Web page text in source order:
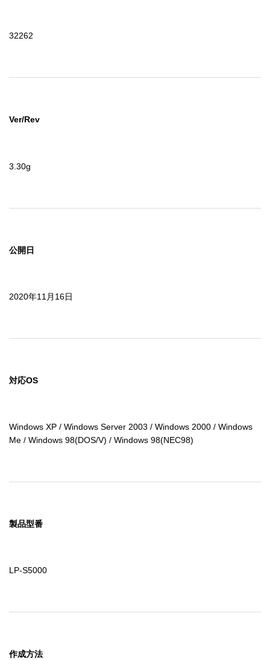
32262
Ver/Rev
3.30g
公開日
2020年11月16日
対応OS
Windows XP / Windows Server 2003 / Windows 2000 / Windows
Me / Windows 98(DOS/V) / Windows 98(NEC98)
製品型番
LP-S5000
作成方法